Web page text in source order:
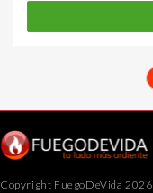
Copyright FuegoDeVida 2026